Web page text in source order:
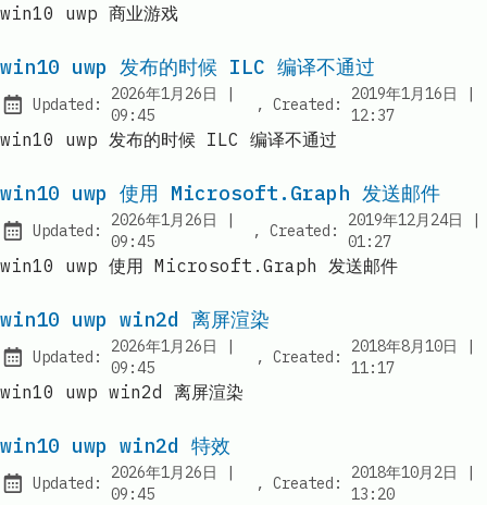
win10 uwp 商业游戏
win10 uwp 发布的时候 ILC 编译不通过
Updated:
2026年1月26日 |
09:45
, Created:
2019年1月16日 |
12:37
win10 uwp 发布的时候 ILC 编译不通过
win10 uwp 使用 Microsoft.Graph 发送邮件
Updated:
2026年1月26日 |
09:45
, Created:
2019年12月24日
|
at
01:27
win10 uwp 使用 Microsoft.Graph 发送邮件
win10 uwp win2d 离屏渲染
Updated:
2026年1月26日 |
09:45
, Created:
2018年8月10日 |
11:17
win10 uwp win2d 离屏渲染
win10 uwp win2d 特效
Updated:
2026年1月26日 |
09:45
, Created:
2018年10月2日 |
13:20